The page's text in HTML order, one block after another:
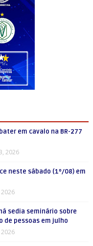
em cavalo na BR-277
2026
neste sábado (1º/08) em
2026
sedia seminário sobre
pessoas em julho
2026